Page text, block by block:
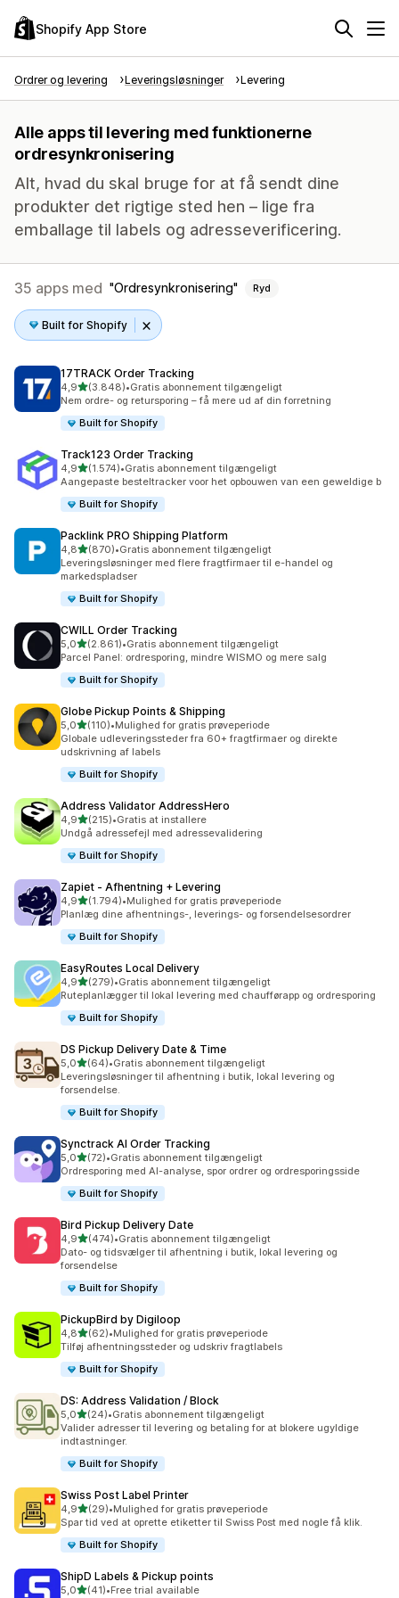
Shopify App Store
Ordrer og levering Leveringsløsninger Levering
Alle apps til levering med funktionerne
ordresynkronisering
Alt, hvad du skal bruge for at få sendt dine
produkter det rigtige sted hen – lige fra
emballage til labels og adresseverificering.
35 apps med Ordresynkronisering Ryd
Built for Shopify
17TRACK Order Tracking
4,9ud af 5 stjerner
(3.848)
3848 anmeldelser i alt
•Gratis abonnement tilgængeligt
Nem ordre- og retursporing – få mere ud af din forretning
Built for Shopify
Track123 Order Tracking
4,9ud af 5 stjerner
(1.574)
1574 anmeldelser i alt
•Gratis abonnement tilgængeligt
Aangepaste besteltracker voor het opbouwen van een geweldige b
Built for Shopify
Packlink PRO Shipping Platform
4,8ud af 5 stjerner
(870)
870 anmeldelser i alt
•Gratis abonnement tilgængeligt
Leveringsløsninger med flere fragtfirmaer til e-handel og
markedspladser
Built for Shopify
CWILL Order Tracking
5,0ud af 5 stjerner
(2.861)
2861 anmeldelser i alt
•Gratis abonnement tilgængeligt
Parcel Panel: ordresporing, mindre WISMO og mere salg
Built for Shopify
Globe Pickup Points & Shipping
5,0ud af 5 stjerner
(110)
110 anmeldelser i alt
•Mulighed for gratis prøveperiode
Globale udleveringssteder fra 60+ fragtfirmaer og direkte
udskrivning af labels
Built for Shopify
Address Validator AddressHero
4,9ud af 5 stjerner
(215)
215 anmeldelser i alt
•Gratis at installere
Undgå adressefejl med adressevalidering
Built for Shopify
Zapiet ‑ Afhentning + Levering
4,9ud af 5 stjerner
(1.794)
1794 anmeldelser i alt
•Mulighed for gratis prøveperiode
Planlæg dine afhentnings-, leverings- og forsendelsesordrer
Built for Shopify
EasyRoutes Local Delivery
4,9ud af 5 stjerner
(279)
279 anmeldelser i alt
•Gratis abonnement tilgængeligt
Ruteplanlægger til lokal levering med chaufførapp og ordresporing
Built for Shopify
DS Pickup Delivery Date & Time
5,0ud af 5 stjerner
(64)
64 anmeldelser i alt
•Gratis abonnement tilgængeligt
Leveringsløsninger til afhentning i butik, lokal levering og
forsendelse.
Built for Shopify
Synctrack AI Order Tracking
5,0ud af 5 stjerner
(72)
72 anmeldelser i alt
•Gratis abonnement tilgængeligt
Ordresporing med AI-analyse, spor ordrer og ordresporingsside
Built for Shopify
Bird Pickup Delivery Date
4,9ud af 5 stjerner
(474)
474 anmeldelser i alt
•Gratis abonnement tilgængeligt
Dato- og tidsvælger til afhentning i butik, lokal levering og
forsendelse
Built for Shopify
PickupBird by Digiloop
4,8ud af 5 stjerner
(62)
62 anmeldelser i alt
•Mulighed for gratis prøveperiode
Tilføj afhentningssteder og udskriv fragtlabels
Built for Shopify
DS: Address Validation / Block
5,0ud af 5 stjerner
(24)
24 anmeldelser i alt
•Gratis abonnement tilgængeligt
Valider adresser til levering og betaling for at blokere ugyldige
indtastninger.
Built for Shopify
Swiss Post Label Printer
4,9ud af 5 stjerner
(29)
29 anmeldelser i alt
•Mulighed for gratis prøveperiode
Spar tid ved at oprette etiketter til Swiss Post med nogle få klik.
Built for Shopify
ShipD Labels & Pickup points
5,0ud af 5 stjerner
(41)
41 anmeldelser i alt
•Free trial available